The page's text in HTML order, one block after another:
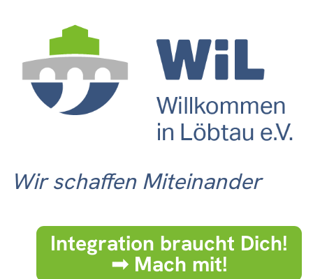
Wir schaffen Miteinander
Integration braucht Dich!
➟ Mach mit!